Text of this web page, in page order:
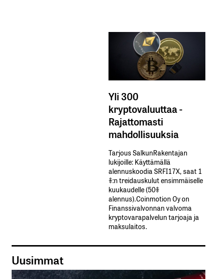
Yli 300
kryptovaluuttaa -
Rajattomasti
mahdollisuuksia
Tarjous SalkunRakentajan
lukijoille: Käyttämällä​ ​
alennuskoodia​ ​SRFI17X,​ ​saat​ ​1
%:n treidauskulut​ ​ensimmäiselle​ ​
kuukaudelle​ ​(50%​ ​
alennus).Coinmotion Oy on
Finanssivalvonnan valvoma
kryptovarapalvelun tarjoaja ja
maksulaitos.
Uusimmat